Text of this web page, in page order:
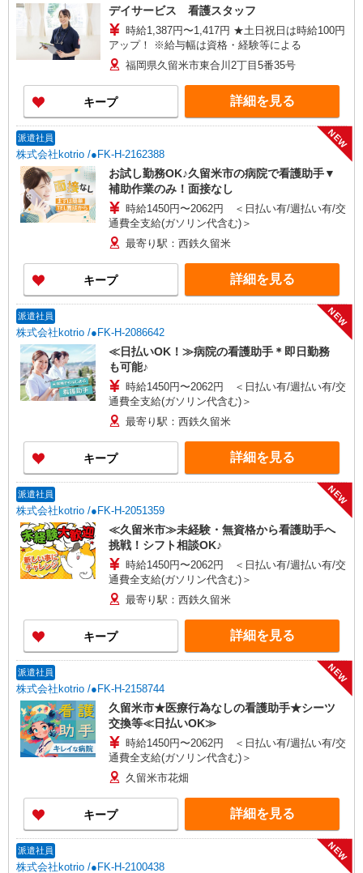
デイサービス 看護スタッフ
時給1,387円〜1,417円 ★土日祝日は時給100円
アップ！ ※給与幅は資格・経験等による
福岡県久留米市東合川2丁目5番35号
キープ 詳細を見る
派遣社員
株式会社kotrio /●FK-H-2162388
NEW
お試し勤務OK♪久留米市の病院で看護助手▼
補助作業のみ！面接なし
時給1450円〜2062円 ＜日払い有/週払い有/交
通費全支給(ガソリン代含む)＞
最寄り駅：西鉄久留米
キープ 詳細を見る
派遣社員
株式会社kotrio /●FK-H-2086642
NEW
≪日払いOK！≫病院の看護助手＊即日勤務
も可能♪
時給1450円〜2062円 ＜日払い有/週払い有/交
通費全支給(ガソリン代含む)＞
最寄り駅：西鉄久留米
キープ 詳細を見る
派遣社員
株式会社kotrio /●FK-H-2051359
NEW
≪久留米市≫未経験・無資格から看護助手へ
挑戦！シフト相談OK♪
時給1450円〜2062円 ＜日払い有/週払い有/交
通費全支給(ガソリン代含む)＞
最寄り駅：西鉄久留米
キープ 詳細を見る
派遣社員
株式会社kotrio /●FK-H-2158744
NEW
久留米市★医療行為なしの看護助手★シーツ
交換等≪日払いOK≫
時給1450円〜2062円 ＜日払い有/週払い有/交
通費全支給(ガソリン代含む)＞
久留米市花畑
キープ 詳細を見る
派遣社員
株式会社kotrio /●FK-H-2100438
NEW